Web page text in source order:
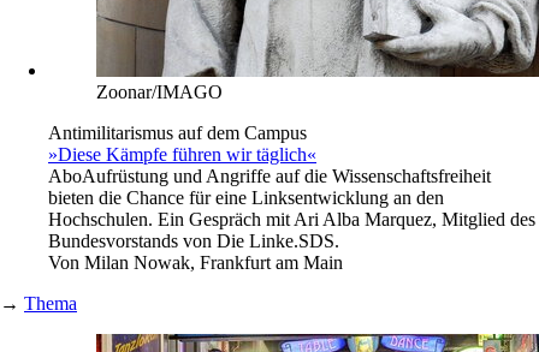
Zoonar/IMAGO
Antimilitarismus auf dem Campus
»Diese Kämpfe führen wir täglich«
AboAufrüstung und Angriffe auf die Wissenschaftsfreiheit
bieten die Chance für eine Linksentwicklung an den
Hochschulen. Ein Gespräch mit Ari Alba Marquez, Mitglied des
Bundesvorstands von Die Linke.SDS.
Von Milan Nowak, Frankfurt am Main
→ Thema